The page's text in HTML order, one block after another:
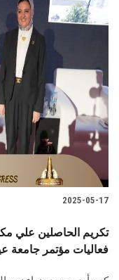
2025-05-17
فعاليات مؤتمر جامعة